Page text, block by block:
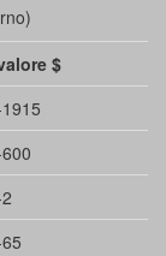
$